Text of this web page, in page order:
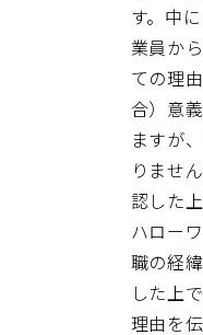
す。中
業員か
ての理
合）意
ますが
りませ
認した
ハロー
職の経
した上
理由を